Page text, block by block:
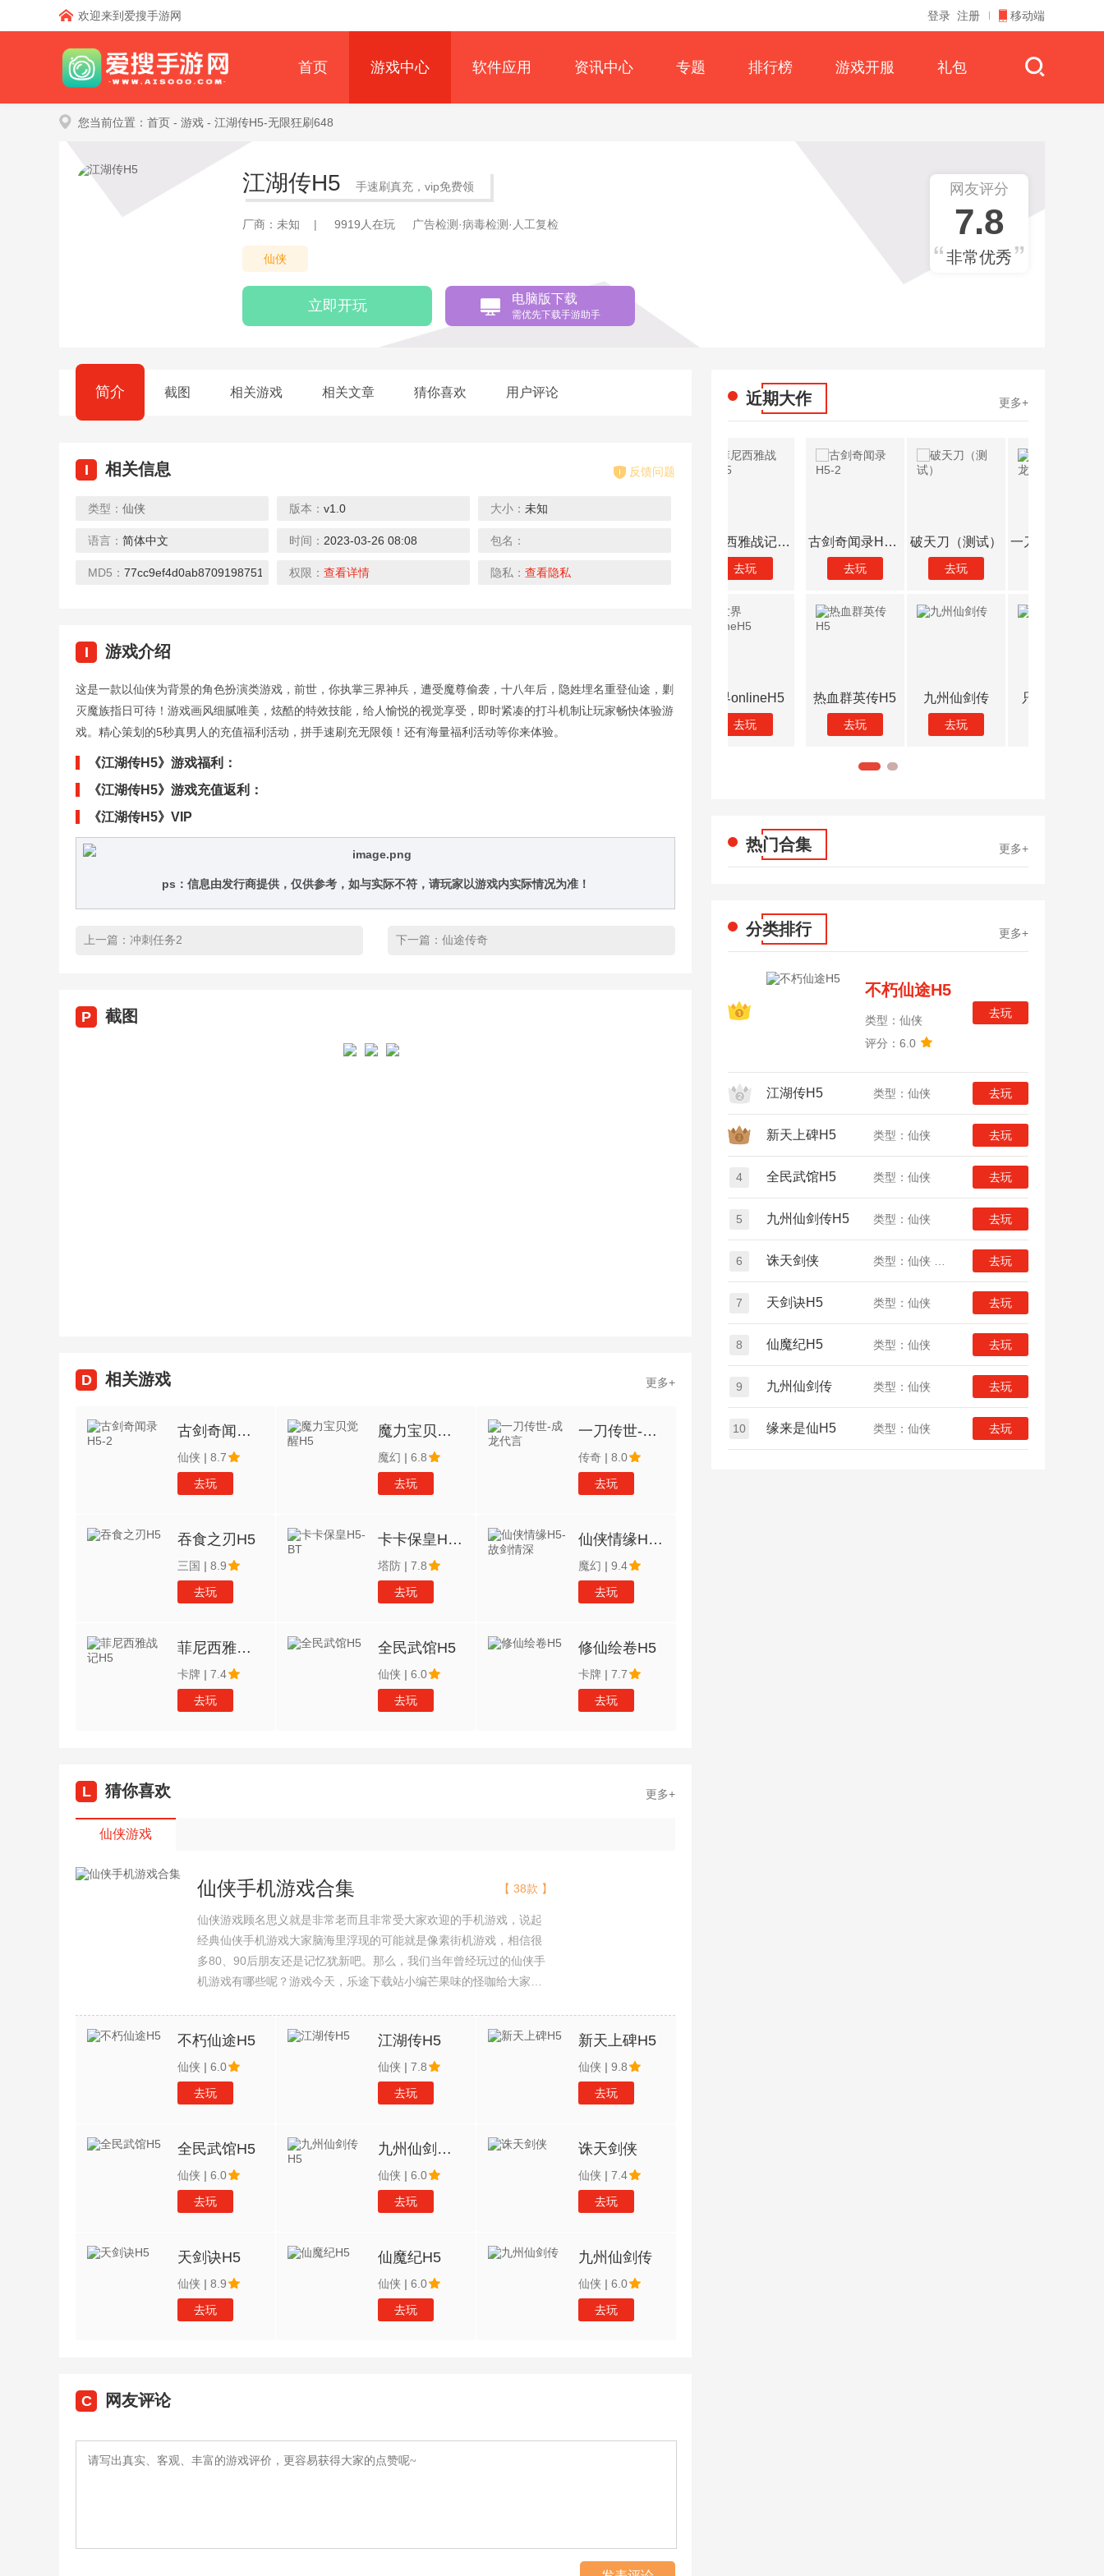
欢迎来到爱搜手游网 登录 注册 移动端
首页 游戏中心 软件应用 资讯中心 专题 排行榜 游戏开服 礼包
您当前位置： 首页 - 游戏 - 江湖传H5-无限狂刷648
江湖传H5 手速刷真充，vip免费领
厂商：未知 | 9919人在玩 广告检测·病毒检测·人工复检
仙侠
立即开玩 电脑版下载
需优先下载手游助手
网友评分
7.8
非常优秀
简介 截图 相关游戏 相关文章 猜你喜欢 用户评论
I 相关信息 反馈问题
类型： 仙侠 版本： v1.0 大小： 未知
语言： 简体中文 时间： 2023-03-26 08:08 包名：
MD5： 77cc9ef4d0ab8709198751b8e2706fcc
权限： 查看详情 隐私： 查看隐私
I 游戏介绍
这是一款以仙侠为背景的角色扮演类游戏，前世，你执掌三界神兵，遭受魔尊偷袭，十八年后，隐姓埋名重登仙途，剿
灭魔族指日可待！游戏画风细腻唯美，炫酷的特效技能，给人愉悦的视觉享受，即时紧凑的打斗机制让玩家畅快体验游
戏。精心策划的5秒真男人的充值福利活动，拼手速刷充无限领！还有海量福利活动等你来体验。
《江湖传H5》游戏福利：
《江湖传H5》游戏充值返利：
《江湖传H5》VIP
ps：信息由发行商提供，仅供参考，如与实际不符，请玩家以游戏内实际情况为准！
上一篇： 冲刺任务2 下一篇： 仙途传奇
P 截图
D 相关游戏 更多+
古剑奇闻录H5-2
仙侠 | 8.7
去玩
魔力宝贝觉醒H5
魔幻 | 6.8
去玩
一刀传世-成龙代言
传奇 | 8.0
去玩
吞食之刃H5
三国 | 8.9
去玩
卡卡保皇H5-BT
塔防 | 7.8
去玩
仙侠情缘H5-故剑情深
魔幻 | 9.4
去玩
菲尼西雅战记H5
卡牌 | 7.4
去玩
全民武馆H5
仙侠 | 6.0
去玩
修仙绘卷H5
卡牌 | 7.7
去玩
L 猜你喜欢 更多+
仙侠游戏
仙侠手机游戏合集
仙侠游戏顾名思义就是非常老而且非常受大家欢迎的手机游戏，说起
经典仙侠手机游戏大家脑海里浮现的可能就是像素街机游戏，相信很
多80、90后朋友还是记忆犹新吧。那么，我们当年曾经玩过的仙侠手
机游戏有哪些呢？游戏今天，乐途下载站小编芒果味的怪咖给大家搜
【 38款 】
不朽仙途H5
仙侠 | 6.0
去玩
江湖传H5
仙侠 | 7.8
去玩
新天上碑H5
仙侠 | 9.8
去玩
全民武馆H5
仙侠 | 6.0
去玩
九州仙剑传H5
仙侠 | 6.0
去玩
诛天剑侠
仙侠 | 7.4
去玩
天剑诀H5
仙侠 | 8.9
去玩
仙魔纪H5
仙侠 | 6.0
去玩
九州仙剑传
仙侠 | 6.0
去玩
C 网友评论
近期大作 更多+
飞仙诀H5-2
去玩
封神争霸H5
去玩
天子令H5-MUD渡劫修仙 世界onlineH5
古剑奇闻录H5-2 破天刀（测试） 一刀传世-成龙代言
热血群英传H5 九州仙剑传 只爱三国H5
热门合集 更多+
分类排行 更多+
不朽仙途H5
类型：仙侠
评分：6.0
去玩
江湖传H5 类型：仙侠 去玩
新天上碑H5 类型：仙侠 去玩
4 全民武馆H5 类型：仙侠 去玩
5 九州仙剑传H5 类型：仙侠 去玩
6 诛天剑侠 去玩
7 天剑诀H5 类型：仙侠 去玩
8 仙魔纪H5 类型：仙侠 去玩
9 九州仙剑传 类型：仙侠 去玩
10 缘来是仙H5 类型：仙侠 去玩